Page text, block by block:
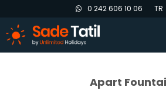
0 242 606 10 06 TR
Apart